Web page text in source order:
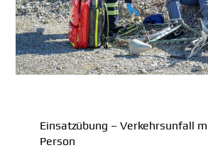
Einsatzübung – Verkehrsunfall
Person